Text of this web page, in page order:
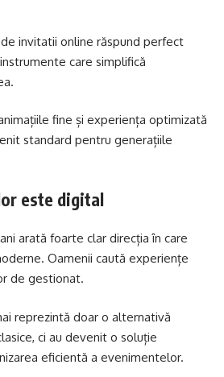
invitatii online răspund perfect
care simplifică
fine și experiența optimizată
standard pentru generațiile
este digital
arată foarte clar direcția în care
Oamenii caută experiențe
de gestionat.
reprezintă doar o alternativă
ci au devenit o soluție
eficientă a evenimentelor.